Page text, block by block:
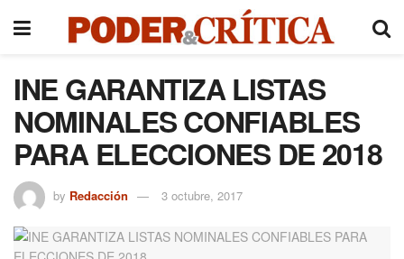
INE GARANTIZA LISTAS
NOMINALES CONFIABLES
PARA ELECCIONES DE 2018
by Redacción 3 octubre, 2017